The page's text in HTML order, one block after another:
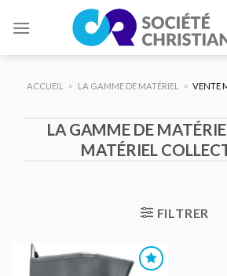
ACCUEIL > LA GAMME DE MATÉRIEL > VENTE
LA GAMME DE
MATÉRIEL
FILTRER